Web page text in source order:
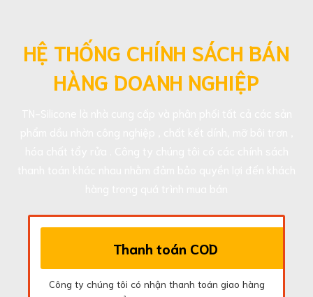
HỆ THỐNG CHÍNH SÁCH BÁN
HÀNG DOANH NGHIỆP
Thanh toán COD
Công ty chúng tôi có nhận thanh toán giao hàng